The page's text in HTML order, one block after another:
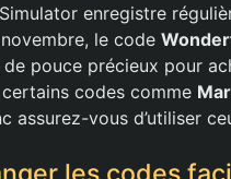
enregistre
le code
de pouce précieux pour
codes comme
assurez-vous d’utiliser